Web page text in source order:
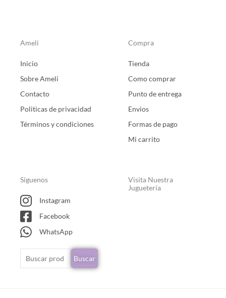
Ameli
Inicio
Sobre Ameli
Contacto
Politicas de privacidad
Términos y condiciones
Compra
Tienda
Como comprar
Punto de entrega
Envios
Formas de pago
Mi carrito
Síguenos
Instagram
Facebook
WhatsApp
Buscar
por:
Buscar
Visita Nuestra
Juguetería